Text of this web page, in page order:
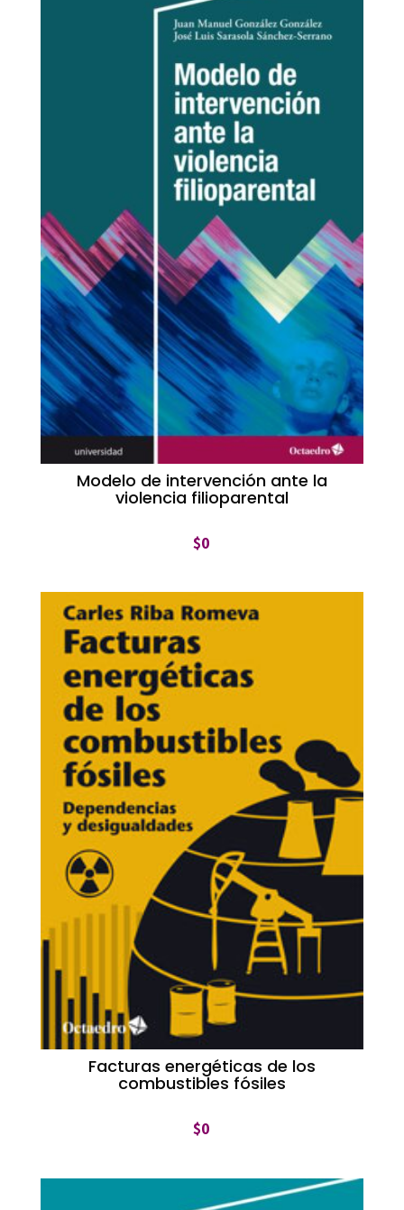
Modelo de intervención ante la
violencia filioparental
$0
Facturas energéticas de los
combustibles fósiles
$0